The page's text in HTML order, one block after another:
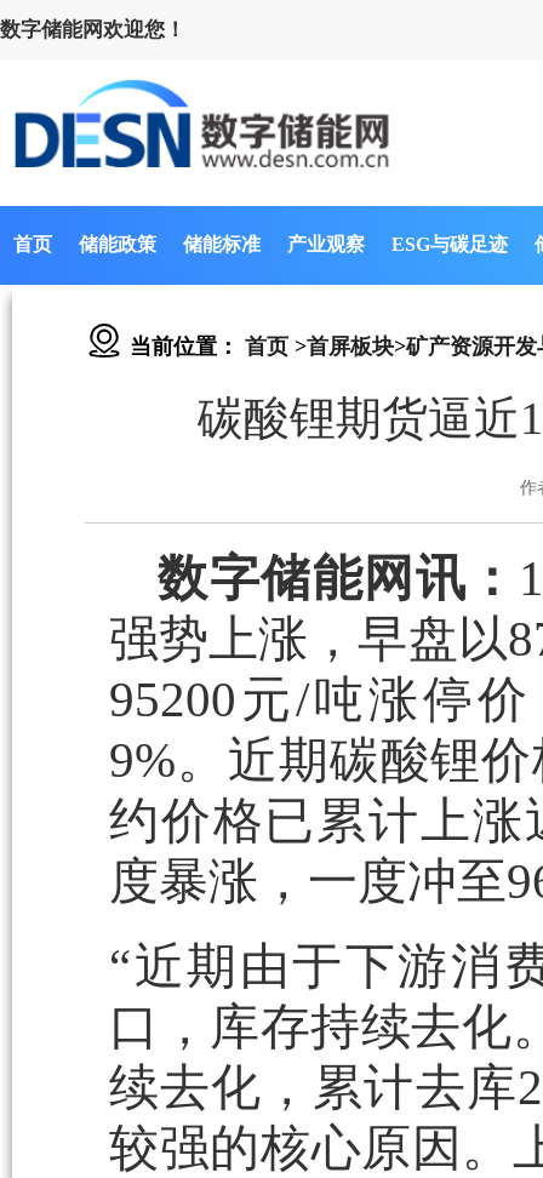
数字储能网欢迎您！
首页 储能政策 储能标准 产业观察 ESG与碳足迹
当前位置： 首页 >首屏板块>矿产资源开发
碳酸锂期货逼近
作
数字储能网讯：
强势上涨，早盘以
95200元/吨涨停
9%。近期碳酸锂
约价格已累计上涨
度暴涨，一度冲至
“近期由于下游消
口，库存持续去化
续去化，累计去库
较强的核心原因。